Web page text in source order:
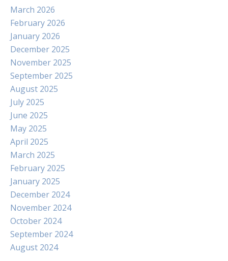
March 2026
February 2026
January 2026
December 2025
November 2025
September 2025
August 2025
July 2025
June 2025
May 2025
April 2025
March 2025
February 2025
January 2025
December 2024
November 2024
October 2024
September 2024
August 2024